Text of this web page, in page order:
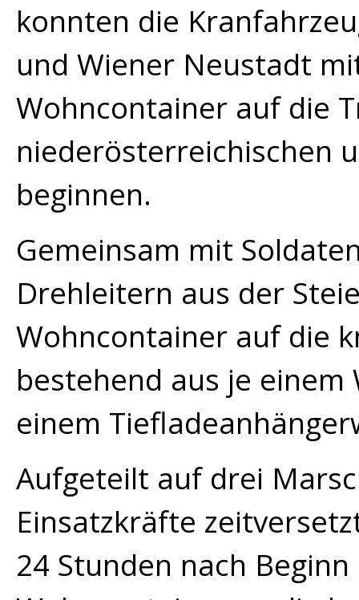
konnten die
und Wiener Neustadt
Wohncontainer auf die
niederösterreichischen
beginnen.
Gemeinsam mit
Drehleitern aus der
Wohncontainer auf die
bestehend aus je
einem
Aufgeteilt auf drei
Einsatzkräfte
24 Stunden nach